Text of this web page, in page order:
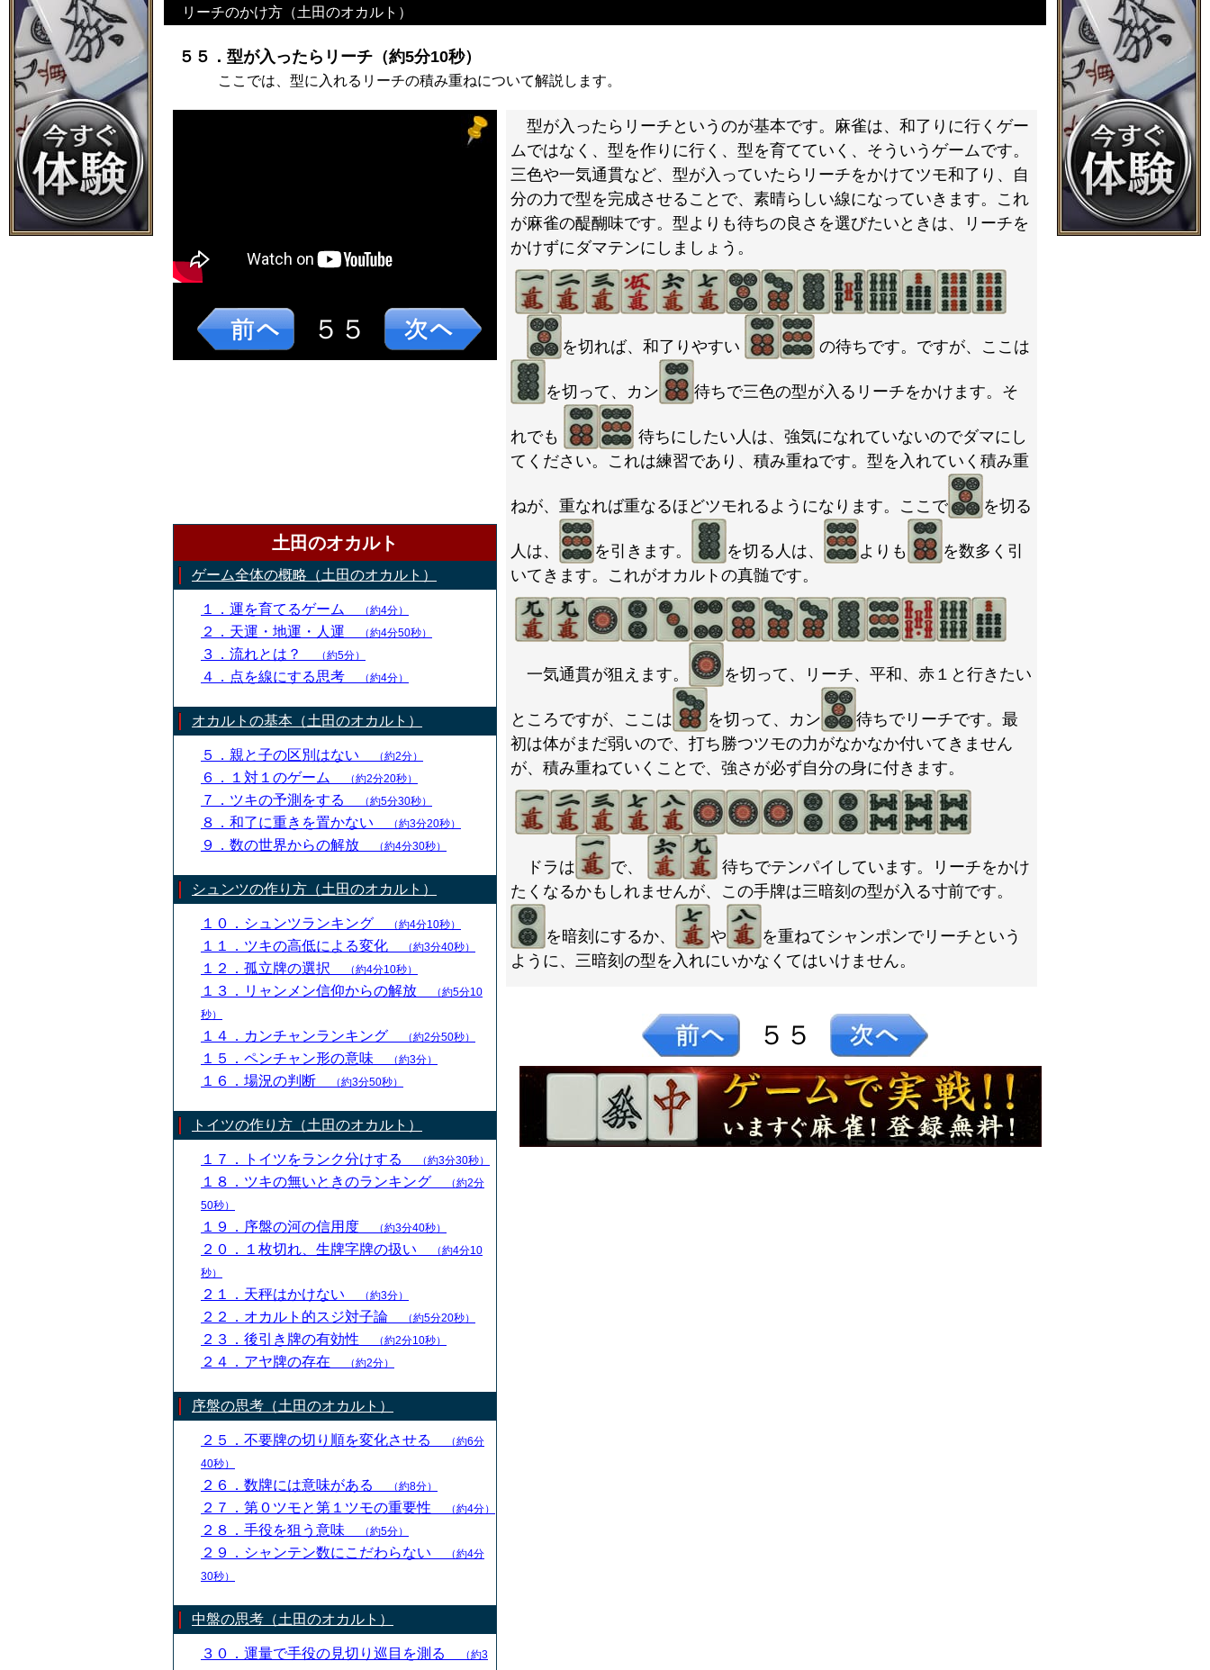
リーチのかけ方（土田のオカルト）
５５．型が入ったらリーチ（約5分10秒）
ここでは、型に入れるリーチの積み重ねについて解説します。
５５
土田のオカルト
ゲーム全体の概略（土田のオカルト）
１．運を育てるゲーム （約4分）
２．天運・地運・人運 （約4分50秒）
３．流れとは？ （約5分）
４．点を線にする思考 （約4分）
オカルトの基本（土田のオカルト）
５．親と子の区別はない （約2分）
６．１対１のゲーム （約2分20秒）
７．ツキの予測をする （約5分30秒）
８．和了に重きを置かない （約3分20秒）
９．数の世界からの解放 （約4分30秒）
シュンツの作り方（土田のオカルト）
１０．シュンツランキング （約4分10秒）
１１．ツキの高低による変化 （約3分40秒）
１２．孤立牌の選択 （約4分10秒）
１３．リャンメン信仰からの解放
（約5分10
秒）
１４．カンチャンランキング （約2分50秒）
１５．ペンチャン形の意味 （約3分）
１６．場況の判断 （約3分50秒）
トイツの作り方（土田のオカルト）
１７．トイツをランク分けする （約3分30秒）
１８．ツキの無いときのランキング
（約2分
50秒）
１９．序盤の河の信用度 （約3分40秒）
２０．１枚切れ、生牌字牌の扱い
（約4分10
秒）
２１．天秤はかけない （約3分）
２２．オカルト的スジ対子論 （約5分20秒）
２３．後引き牌の有効性 （約2分10秒）
２４．アヤ牌の存在 （約2分）
序盤の思考（土田のオカルト）
２５．不要牌の切り順を変化させる
（約6分
40秒）
２６．数牌には意味がある （約8分）
２７．第０ツモと第１ツモの重要性 （約4分）
２８．手役を狙う意味 （約5分）
２９．シャンテン数にこだわらない
（約4分
30秒）
中盤の思考（土田のオカルト）
３０．運量で手役の見切り巡目を測る
（約3
型が入ったらリーチというのが基本です。麻雀は、和了りに行くゲー
ムではなく、型を作りに行く、型を育てていく、そういうゲームです。
三色や一気通貫など、型が入っていたらリーチをかけてツモ和了り、自
分の力で型を完成させることで、素晴らしい線になっていきます。これ
が麻雀の醍醐味です。型よりも待ちの良さを選びたいときは、リーチを
かけずにダマテンにしましょう。
を切れば、和了りやすい の待ちです。ですが、ここは
を切って、カン 待ちで三色の型が入るリーチをかけます。そ
れでも
待ちにしたい人は、強気になれていないのでダマにし
てください。これは練習であり、積み重ねです。型を入れていく積み重
ねが、重なれば重なるほどツモれるようになります。ここで を切る
人は、 を引きます。 を切る人は、 よりも
を数多く引
いてきます。これがオカルトの真髄です。
一気通貫が狙えます。 を切って、リーチ、平和、赤１と行きたい
ところですが、ここは を切って、カン
待ちでリーチです。最
初は体がまだ弱いので、打ち勝つツモの力がなかなか付いてきません
が、積み重ねていくことで、強さが必ず自分の身に付きます。
ドラは で、
待ちでテンパイしています。リーチをかけ
たくなるかもしれませんが、この手牌は三暗刻の型が入る寸前です。
を暗刻にするか、 や
を重ねてシャンポンでリーチという
ように、三暗刻の型を入れにいかなくてはいけません。
５５